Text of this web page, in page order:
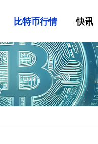
比特币行情 快讯